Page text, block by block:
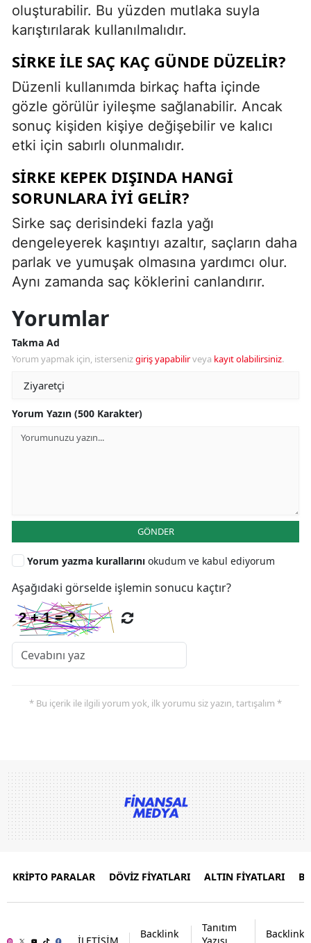
oluşturabilir. Bu yüzden mutlaka suyla
karıştırılarak kullanılmalıdır.
SIRKE ILE SAÇ KAÇ GÜNDE DÜZELIR?
Düzenli kullanımda birkaç hafta içinde
gözle görülür iyileşme sağlanabilir. Ancak
sonuç kişiden kişiye değişebilir ve kalıcı
etki için sabırlı olunmalıdır.
SIRKE KEPEK DIŞINDA HANGI
SORUNLARA IYI GELIR?
Sirke saç derisindeki fazla yağı
dengeleyerek kaşıntıyı azaltır, saçların daha
parlak ve yumuşak olmasına yardımcı olur.
Aynı zamanda saç köklerini canlandırır.
Yorumlar
Takma Ad
Yorum yapmak için, istersenizgiriş yapabilirveya kayıt olabilirsiniz.
Yorum Yazın (500 Karakter)
GÖNDER
Yorum yazma kurallarını okudum ve kabul ediyorum
Aşağıdaki görselde işlemin sonucu kaçtır?
* Bu içerik ile ilgili yorum yok, ilk yorumu siz yazın, tartışalım *
KRİPTO PARALAR DÖVİZ FİYATLARI ALTIN FİYATLARI
Backlink
Tanıtım
Backlink